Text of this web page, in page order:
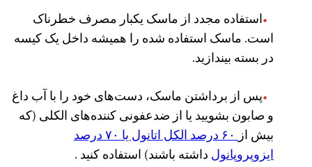
استفاده مجدد از ماسک یکبار مصرف خطرناک
است. ماسک استفاده شده را همیشه داخل یک کیسه
در بسته بیندازید.
پس از برداشتن ماسک، دست‌های خود را با آب داغ
و صابون بشویید یا از ضدعفونی کننده‌های الکلی (که
بیش از
۶۰ درصد الکل اتانول یا ۷۰ درصد
ایزوپروپانول داشته باشند) استفاده کنید .